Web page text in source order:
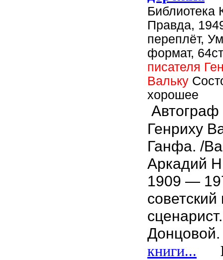
Библиотека
Правда,
переплёт,
формат,
писателя
Вальку
хорошее
Автограф
Генриху
Ганфа. /
Аркадий
1909 —
Донцовой.
книги...